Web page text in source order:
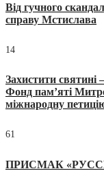
Від гучного
справу Мстислава
14
Захистити святині
Фонд пам’яті
міжнародну
61
ПРИСМАК